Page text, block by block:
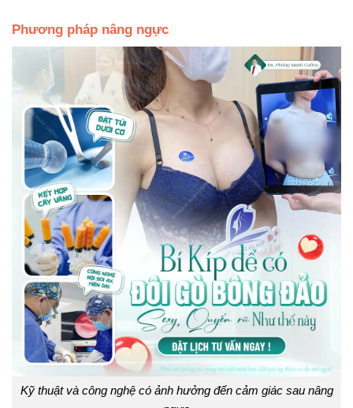
Phương pháp nâng ngực
Kỹ thuật và công nghệ có ảnh hưởng đến cảm giác sau nâng